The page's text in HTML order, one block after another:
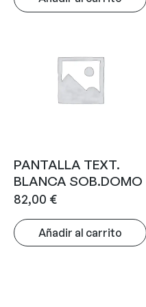
PANTALLA TEXT.
BLANCA SOB.DOMO
82,00 €
Añadir al carrito